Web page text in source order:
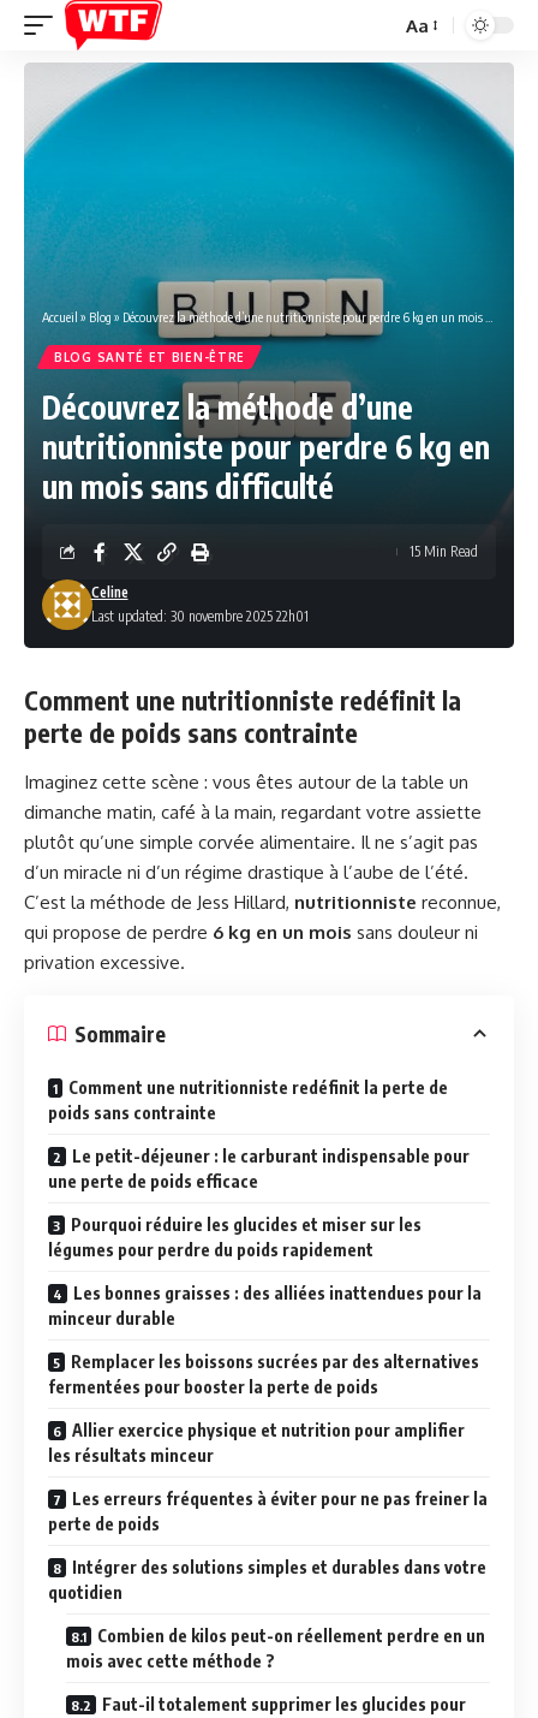
Font
Resizer
Aa
Accueil » Blog » Découvrez la méthode d’une nutritionniste pour perdre 6 kg en un mois sans difficulté
BLOG SANTÉ ET BIEN-ÊTRE
Découvrez la méthode d’une
nutritionniste pour perdre 6 kg en
un mois sans difficulté
Last updated: 30 novembre 2025 22h01
Celine
15 Min Read
Comment une nutritionniste redéfinit la
perte de poids sans contrainte
Imaginez cette scène : vous êtes autour de la table un
dimanche matin, café à la main, regardant votre assiette
plutôt qu’une simple corvée alimentaire. Il ne s’agit pas
d’un miracle ni d’un régime drastique à l’aube de l’été.
C’est la méthode de Jess Hillard, nutritionniste reconnue,
qui propose de perdre 6 kg en un mois sans douleur ni
privation excessive.
Sommaire
Comment une nutritionniste redéfinit la perte de
poids sans contrainte
Le petit-déjeuner : le carburant indispensable pour
une perte de poids efficace
Pourquoi réduire les glucides et miser sur les
légumes pour perdre du poids rapidement
Les bonnes graisses : des alliées inattendues pour la
minceur durable
Remplacer les boissons sucrées par des alternatives
fermentées pour booster la perte de poids
Allier exercice physique et nutrition pour amplifier
les résultats minceur
Les erreurs fréquentes à éviter pour ne pas freiner la
perte de poids
Intégrer des solutions simples et durables dans votre
quotidien
Combien de kilos peut-on réellement perdre en un
mois avec cette méthode ?
Faut-il totalement supprimer les glucides pour